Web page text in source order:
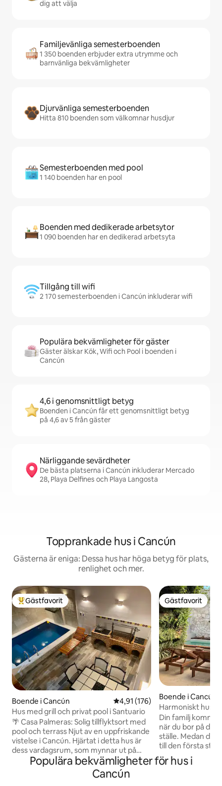
dig att välja
Familjevänliga semesterboenden
1 350 boenden erbjuder extra utrymme och
barnvänliga bekvämligheter
Djurvänliga semesterboenden
Hitta 810 boenden som välkomnar husdjur
Semesterboenden med pool
1 140 boenden har en pool
Boenden med dedikerade arbetsytor
1 090 boenden har en dedikerad arbetsyta
Tillgång till wifi
2 170 semesterboenden i Cancún inkluderar wifi
Populära bekvämligheter för gäster
Gäster älskar Kök, Wifi och Pool i boenden i
Cancún
4,6 i genomsnittligt betyg
Boenden i Cancún får ett genomsnittligt betyg
på 4,6 av 5 från gäster
Närliggande sevärdheter
De bästa platserna i Cancún inkluderar Mercado
28, Playa Delfines och Playa Langosta
Topprankade hus i Cancún
Gästerna är eniga: Dessa hus har höga betyg för plats,
renlighet och mer.
Populär gästfavorit
Gästfavorit
Boende i Cancún 4,91 av 5 i genomsnittligt
4,91 (176)
Hus med grill och privat pool i Santuario
🌴 Casa Palmeras: Solig tillflyktsort med
pool och terrass Njut av en uppfriskande
vistelse i Cancún. Hjärtat i detta hus är
dess vardagsrum, som mynnar ut på
uteplatsen med en pool, ett utrymme
som är utformat för att släppa in luft och
solljus. Njut av fullständig samhörighet i
Gästfavorit
Gästfavorit
Boende i Cancún
Harmoniskt hus
Din familj
när du bor på
ställe. Medan du bara en 6 minuters resa
till den första
fortfarande i
gångavstånd till
Populära bekvämligheter för hus i
Cancún